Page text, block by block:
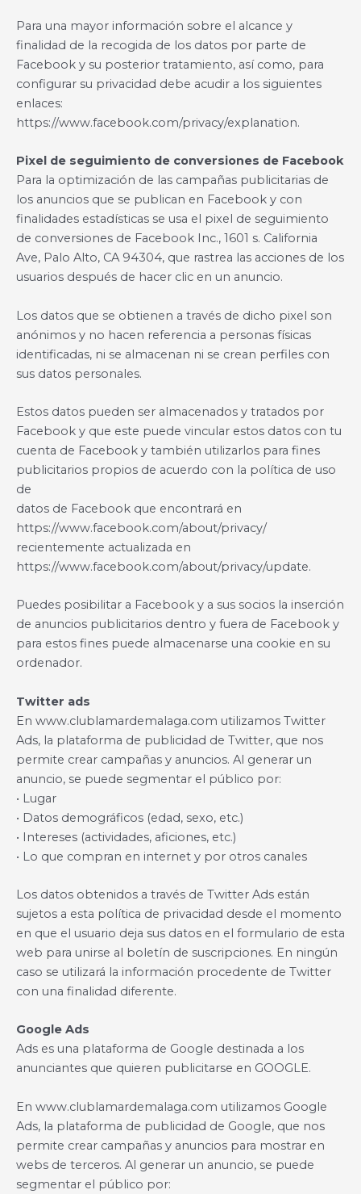
Para una mayor información sobre el alcance y
finalidad de la recogida de los datos por parte de
Facebook y su posterior tratamiento, así como, para
configurar su privacidad debe acudir a los siguientes
enlaces:
https://www.facebook.com/privacy/explanation.
Pixel de seguimiento de conversiones de Facebook
Para la optimización de las campañas publicitarias de
los anuncios que se publican en Facebook y con
finalidades estadísticas se usa el pixel de seguimiento
de conversiones de Facebook Inc., 1601 s. California
Ave, Palo Alto, CA 94304, que rastrea las acciones de los
usuarios después de hacer clic en un anuncio.
Los datos que se obtienen a través de dicho pixel son
anónimos y no hacen referencia a personas físicas
identificadas, ni se almacenan ni se crean perfiles con
sus datos personales.
Estos datos pueden ser almacenados y tratados por
Facebook y que este puede vincular estos datos con tu
cuenta de Facebook y también utilizarlos para fines
publicitarios propios de acuerdo con la política de uso
de
datos de Facebook que encontrará en
https://www.facebook.com/about/privacy/
recientemente actualizada en
https://www.facebook.com/about/privacy/update.
Puedes posibilitar a Facebook y a sus socios la inserción
de anuncios publicitarios dentro y fuera de Facebook y
para estos fines puede almacenarse una cookie en su
ordenador.
Twitter ads
En www.clublamardemalaga.com utilizamos Twitter
Ads, la plataforma de publicidad de Twitter, que nos
permite crear campañas y anuncios. Al generar un
anuncio, se puede segmentar el público por:
• Lugar
• Datos demográficos (edad, sexo, etc.)
• Intereses (actividades, aficiones, etc.)
• Lo que compran en internet y por otros canales
Los datos obtenidos a través de Twitter Ads están
sujetos a esta política de privacidad desde el momento
en que el usuario deja sus datos en el formulario de esta
web para unirse al boletín de suscripciones. En ningún
caso se utilizará la información procedente de Twitter
con una finalidad diferente.
Google Ads
Ads es una plataforma de Google destinada a los
anunciantes que quieren publicitarse en GOOGLE.
En www.clublamardemalaga.com utilizamos Google
Ads, la plataforma de publicidad de Google, que nos
permite crear campañas y anuncios para mostrar en
webs de terceros. Al generar un anuncio, se puede
segmentar el público por: